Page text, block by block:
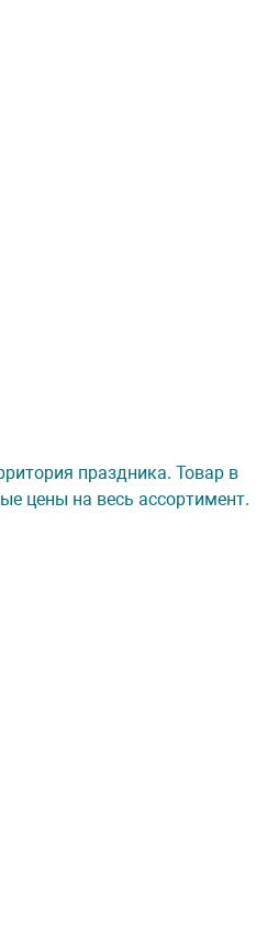
праздника. Товар в
цены на весь ассортимент.